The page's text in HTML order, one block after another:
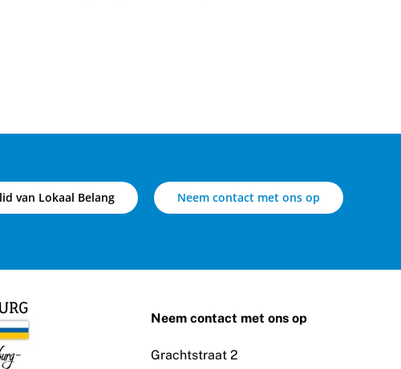
van Lokaal Belang Neem contact met ons op
Neem contact met ons op
Grachtstraat 2